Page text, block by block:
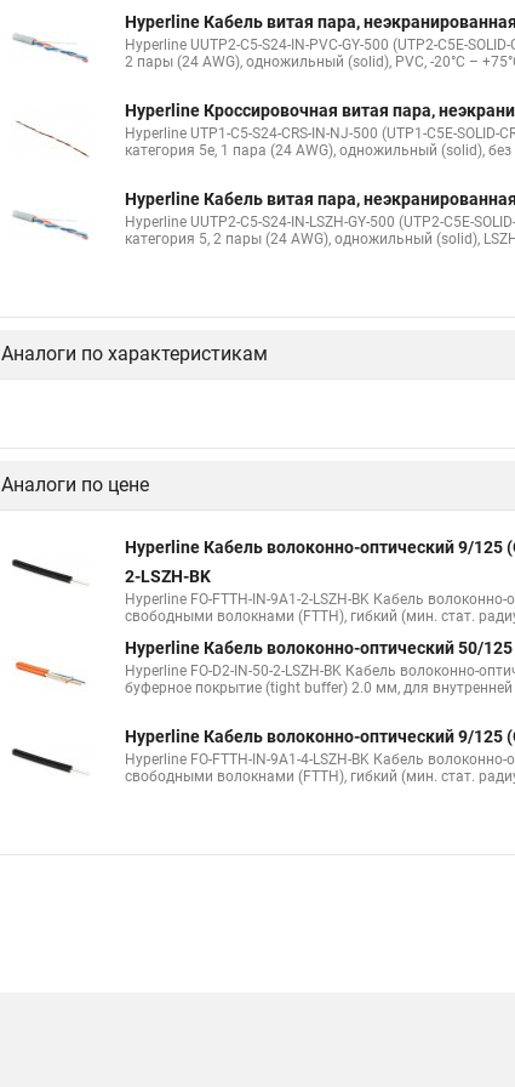
Hyperline Кабель витая пара,
Hyperline UUTP2-C5-S24-IN-PVC-GY-500 (UTP2-C5E-
2 пары (24 AWG), одножильный (solid), PVC, -20°C –
Hyperline Кроссировочная витая пара,
Hyperline UTP1-C5-S24-CRS-IN-NJ-500 (UTP1-C5E-
категория 5e, 1 пара (24 AWG), одножильный (solid),
Hyperline Кабель витая пара,
Hyperline UUTP2-C5-S24-IN-LSZH-GY-500 (UTP2-C5E-
категория 5, 2 пары (24 AWG), одножильный (solid),
Аналоги по характеристикам
Аналоги по цене
Hyperline Кабель волоконно-оптический 9/
2-LSZH-BK
Hyperline FO-FTTH-IN-9A1-2-LSZH-BK Кабель
свободными волокнами (FTTH), гибкий (мин. стат.
Hyperline Кабель волоконно-оптический 50/
Hyperline FO-D2-IN-50-2-LSZH-BK Кабель волоконно-
буферное покрытие (tight buffer) 2.0 мм, для внутренней
Hyperline Кабель волоконно-оптический 9/125
Hyperline FO-FTTH-IN-9A1-4-LSZH-BK Кабель
свободными волокнами (FTTH), гибкий (мин. стат.